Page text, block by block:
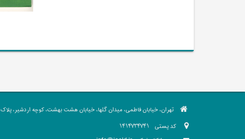
تهران، خیابان فاطمی، میدان گلها، خیابان هشت بهشت، کوچه اردشیر، پلاک 29
کد پستی